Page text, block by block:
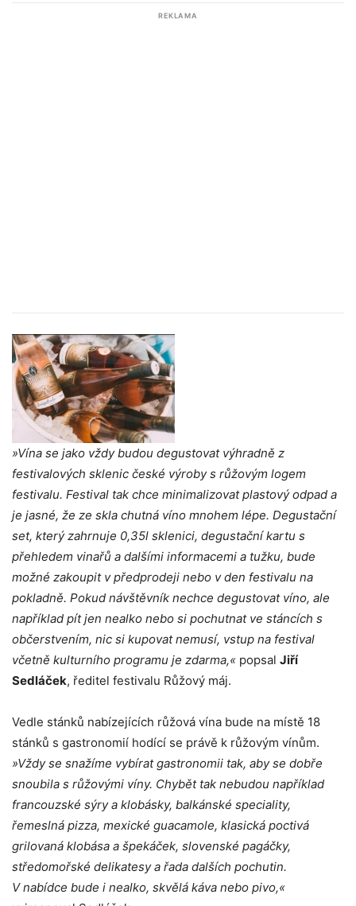
REKLAMA
»Vína se jako vždy budou degustovat výhradně z
festivalových sklenic české výroby s růžovým logem
festivalu. Festival tak chce minimalizovat plastový odpad a
je jasné, že ze skla chutná víno mnohem lépe. Degustační
set, který zahrnuje 0,35l sklenici, degustační kartu s
přehledem vinařů a dalšími informacemi a tužku, bude
možné zakoupit v předprodeji nebo v den festivalu na
pokladně. Pokud návštěvník nechce degustovat víno, ale
například pít jen nealko nebo si pochutnat ve stáncích s
občerstvením, nic si kupovat nemusí, vstup na festival
včetně kulturního programu je zdarma,« popsal Jiří
Sedláček, ředitel festivalu Růžový máj.
Vedle stánků nabízejících růžová vína bude na místě 18
stánků s gastronomií hodící se právě k růžovým vínům.
»Vždy se snažíme vybírat gastronomii tak, aby se dobře
snoubila s růžovými víny. Chybět tak nebudou například
francouzské sýry a klobásky, balkánské speciality,
řemeslná pizza, mexické guacamole, klasická poctivá
grilovaná klobása a špekáček, slovenské pagáčky,
středomořské delikatesy a řada dalších pochutin.
V nabídce bude i nealko, skvělá káva nebo pivo,«